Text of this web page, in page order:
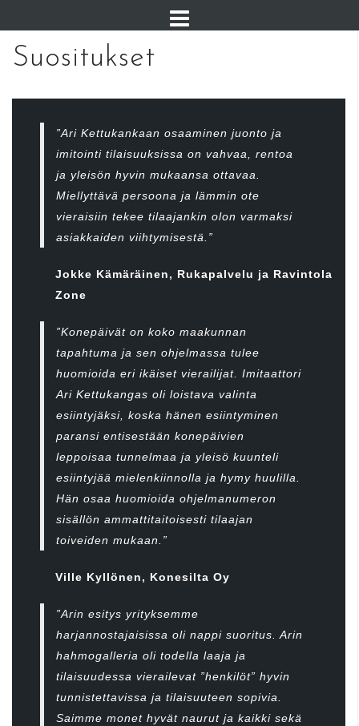
Suositukset
”Ari Kettukankaan osaaminen juonto ja
imitointi tilaisuuksissa on vahvaa, rentoa
ja yleisön hyvin mukaansa ottavaa.
Miellyttävä persoona ja lämmin ote
vieraisiin tekee tilaajankin olon varmaksi
asiakkaiden viihtymisestä.”
Jokke Kämäräinen, Rukapalvelu ja Ravintola
Zone
”Konepäivät on koko maakunnan
tapahtuma ja sen ohjelmassa tulee
huomioida eri ikäiset vierailijat. Imitaattori
Ari Kettukangas oli loistava valinta
esiintyjäksi, koska hänen esiintyminen
paransi entisestään konepäivien
leppoisaa tunnelmaa ja yleisö kuunteli
esiintyjää mielenkiinnolla ja hymy huulilla.
Hän osaa huomioida ohjelmanumeron
sisällön ammattitaitoisesti tilaajan
toiveiden mukaan.”
Ville Kyllönen, Konesilta Oy
”Arin esitys yrityksemme
harjannostajaisissa oli nappi suoritus. Arin
hahmogalleria oli todella laaja ja
tilaisuudessa vierailevat ”henkilöt” hyvin
tunnistettavissa ja tilaisuuteen sopivia.
Saimme monet hyvät naurut ja kaikki sekä